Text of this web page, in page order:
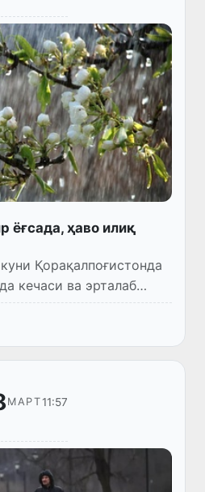
ёғсада, ҳаво илиқ
Қорақалпоғистонда
кечаси ва эрталаб
қор ёғади.
МАРТ11:57